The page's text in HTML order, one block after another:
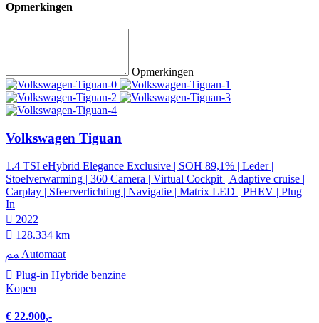
Opmerkingen
Opmerkingen
Volkswagen Tiguan
1.4 TSI eHybrid Elegance Exclusive | SOH 89,1% | Leder |
Stoelverwarming | 360 Camera | Virtual Cockpit | Adaptive cruise |
Carplay | Sfeerverlichting | Navigatie | Matrix LED | PHEV | Plug
In
2022
128.334 km
Automaat
Plug-in Hybride benzine
Kopen
€ 22.900,-